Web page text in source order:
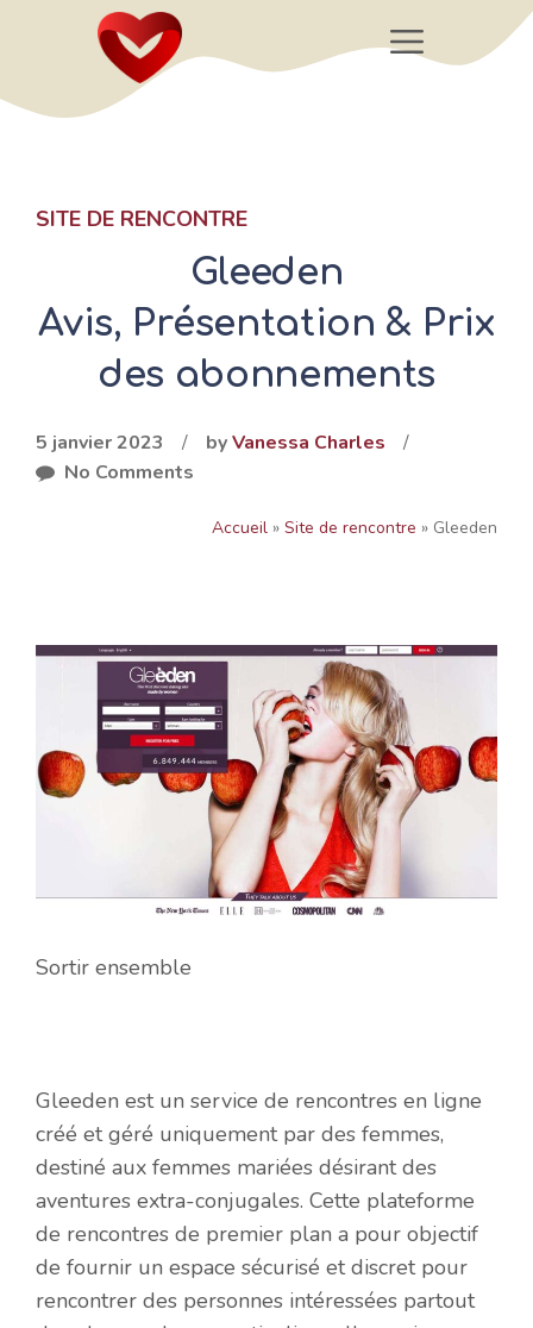
Menu
SITE DE RENCONTRE
Gleeden
Avis, Présentation & Prix
des abonnements
5 janvier 2023 / byVanessa Charles
/
No Comments
Accueil » Site de rencontre » Gleeden
Sortir ensemble
Gleeden est un service de rencontres en ligne
créé et géré uniquement par des femmes,
destiné aux femmes mariées désirant des
aventures extra-conjugales. Cette plateforme
de rencontres de premier plan a pour objectif
de fournir un espace sécurisé et discret pour
rencontrer des personnes intéressées partout